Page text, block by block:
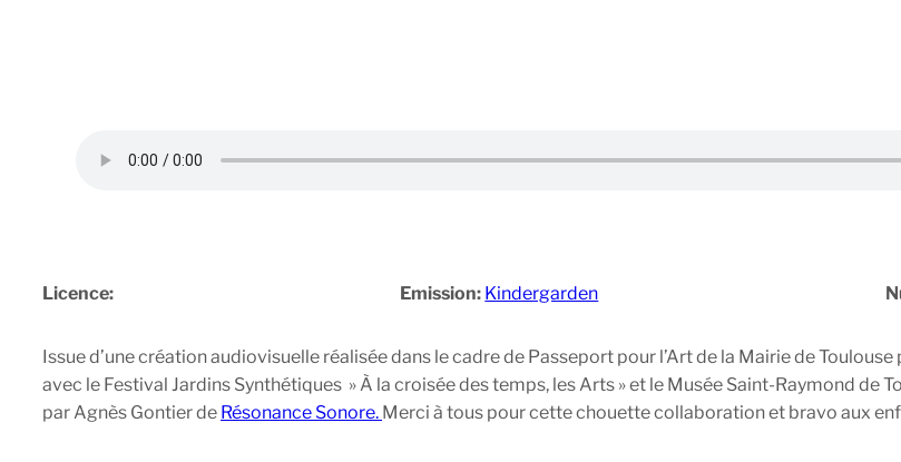
Licence: Emission: Kindergarden
Issue d’une création audiovisuelle réalisée dans le cadre de Passeport pour l’Art de la Mairie de
avec le Festival Jardins Synthétiques » À la croisée des temps, les Arts » et le Musée Saint-Raymond de
par Agnès Gontier de Résonance Sonore. Merci à tous pour cette chouette collaboration et bravo aux